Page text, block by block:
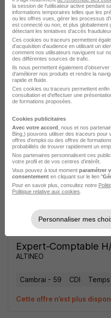
Harry Hope
Cambrai - 59 CDI
Cette offre n’est plus
Expert-Comptable
Harry Hope
Cambrai - 59 CDI
Cette offre n’est plus
Expert-Comptable
ALTINEO
Cambrai - 59 CDI
Cette offre n’est plus
la session de l'utilisateur active pendant
informations temporaires telles que les
ou les offres vues, gérer les processus
est connecté ou non, et plus globalement
détectant les tentatives d'accès
Ces cookies ou traceurs permettent
d'acquisition d'audience en utilisant un
comment nos utilisateurs naviguent sur
des différentes sources de trafic.
Ils nous permettent également
d'améliorer nos produits et rendre la
rapide et fluide.
Ces cookies ou traceurs permettent
consultation et d'effectuer une
de formations proposées.
Cookies publicitaires
Avec votre accord , nous et nos
Bing,) pouvons utiliser des traceurs pour
offres d’emploi ou des offres de
probabilités de trouver rapidement un
Nos partenaires personnalisent ces
votre profil et de vos centres d’intérêt.
Vous pouvez à tout moment paramétrer
consentement en cliquant sur le lien "
Pour en savoir plus, consultez notre
Politique relative aux cookies
Personnaliser mes